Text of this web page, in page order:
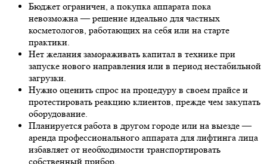
Бюджет ограничен, а покупка аппарата пока
невозможна — решение идеально для частных
косметологов, работающих на себя или на старте
практики.
Нет желания замораживать капитал в технике при
запуске нового направления или в период нестабильной
загрузки.
Нужно оценить спрос на процедуру в своем прайсе и
протестировать реакцию клиентов, прежде чем закупать
оборудование.
Планируется работа в другом городе или на выезде —
аренда профессионального аппарата для лифтинга лица
избавляет от необходимости транспортировать
собственный прибор.